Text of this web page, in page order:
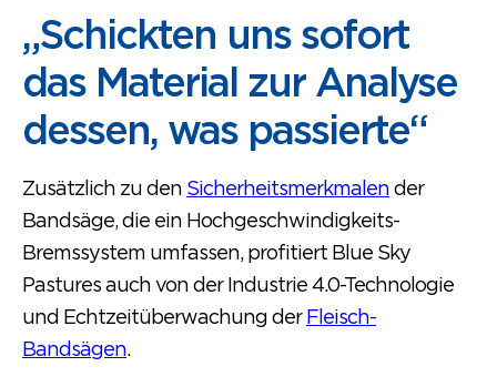
„Schickten uns sofort
das Material zur Analyse
dessen, was passierte“
Zusätzlich zu den Sicherheitsmerkmalender
Bandsäge, die ein Hochgeschwindigkeits-
Bremssystem umfassen, profitiert Blue Sky
Pastures auch von der Industrie 4.0-Technologie
und Echtzeitüberwachung derFleisch-
Bandsägen.